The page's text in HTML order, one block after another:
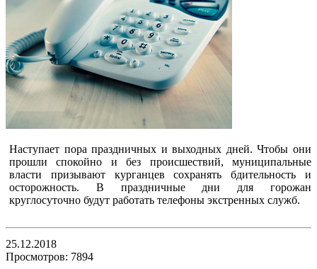
Наступает пора праздничных и выходных дней. Чтобы они
прошли спокойно и без происшествий, муниципальные
власти призывают курганцев сохранять бдительность и
осторожность. В праздничные дни для горожан
круглосуточно будут работать телефоны экстренных служб.
25.12.2018
Просмотров: 7894